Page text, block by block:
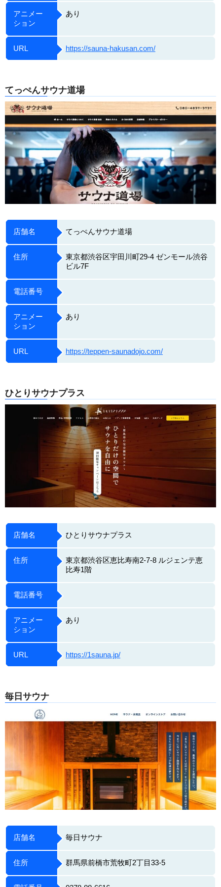
アニメー
ション
あり
URL https://sauna-hakusan.com/
てっぺんサウナ道場
店舗名 てっぺんサウナ道場
住所
東京都渋谷区宇田川町29-4 ゼンモール渋谷
ビル7F
電話番号
アニメー
ション
あり
URL https://teppen-saunadojo.com/
ひとりサウナプラス
店舗名 ひとりサウナプラス
住所
東京都渋谷区恵比寿南2-7-8 ルジェンテ恵
比寿1階
電話番号
アニメー
ション
あり
URL https://1sauna.jp/
毎日サウナ
店舗名 毎日サウナ
住所 群馬県前橋市荒牧町2丁目33-5